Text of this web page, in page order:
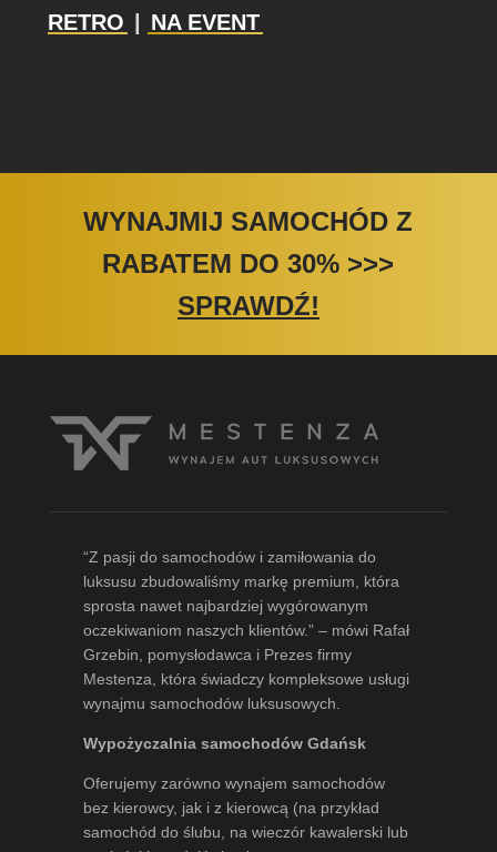
RETRO
NA EVENT
WYNAJMIJ SAMOCHÓD Z
RABATEM DO 30% >>>
SPRAWDŹ!
“Z pasji do samochodów i zamiłowania do
luksusu zbudowaliśmy markę premium, która
sprosta nawet najbardziej wygórowanym
oczekiwaniom naszych klientów.” – mówi Rafał
Grzebin , pomysłodawca i Prezes firmy
Mestenza, która świadczy kompleksowe usługi
wynajmu samochodów luksusowych.
Wypożyczalnia samochodów Gdańsk
Oferujemy zarówno wynajem samochodów
bez kierowcy, jak i z kierowcą (na przykład
samochód do ślubu, na wieczór kawalerski lub